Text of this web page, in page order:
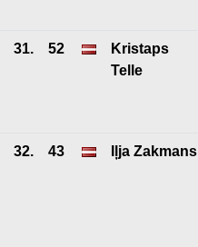
31. 52
Kristaps
Telle
32. 43 Iļja Zakmans